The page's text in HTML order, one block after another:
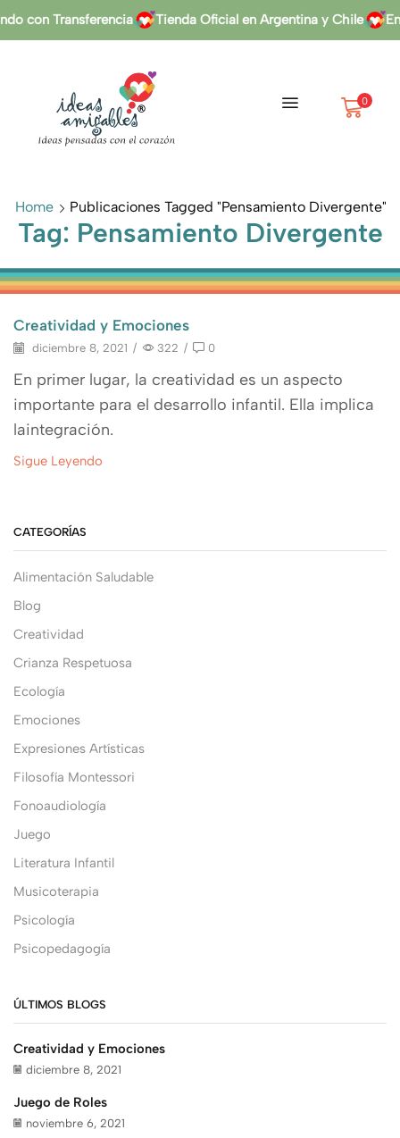
con Transferencia Tienda Oficial en Argentina y Chile
0
Home Publicaciones Tagged "pensamiento Divergente"
Tag: Pensamiento Divergente
Creatividad y Emociones
diciembre 8, 2021 / 322 / 0
En primer lugar, la creatividad es un aspecto
importante para el desarrollo infantil. Ella implica
laintegración.
Sigue Leyendo
CATEGORÍAS
Alimentación Saludable
Blog
Creatividad
Crianza Respetuosa
Ecología
Emociones
Expresiones Artísticas
Filosofía Montessori
Fonoaudiología
Juego
Literatura Infantil
Musicoterapia
Psicología
Psicopedagogía
ÚLTIMOS BLOGS
Creatividad y Emociones
diciembre 8, 2021
Juego de Roles
noviembre 6, 2021